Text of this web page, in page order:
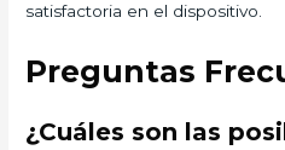
satisfactoria en el dispositivo.
Preguntas
¿Cuáles son las